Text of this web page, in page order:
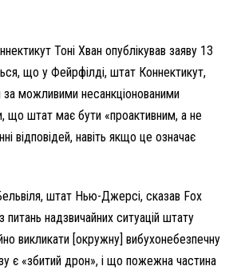
Тоні Хван опублікував заяву 13
що у Фейрфілді, штат Коннектикут,
можливими несанкціонованими
що штат має бути «проактивним, а не
відповідей, навіть якщо це означає
штат Нью-Джерсі, сказав Fox
надзвичайних ситуацій штату
викликати [окружну] вибухонебезпечну
є «збитий дрон», і що пожежна частина